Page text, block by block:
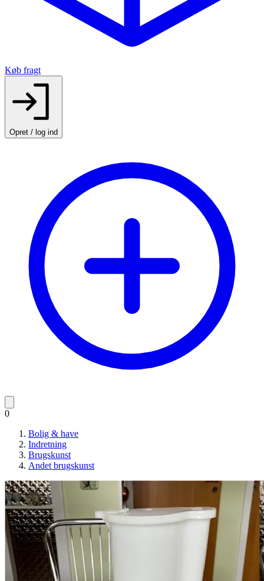
Køb fragt
Opret / log ind
0
Bolig & have
Indretning
Brugskunst
Andet brugskunst